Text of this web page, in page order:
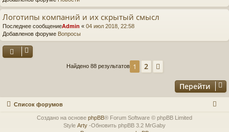
Логотипы компаний и их скрытый смысл
Последнее сообщениеAdmin « 04 июл 2018, 22:58
Добавленов форуме Вопросы
Найдено 88 результатов 1 2
Перейти
Список форумов
Создано на основе phpBB® Forum Software © phpBB Limited
Style Arty -Обновить phpBB 3.2 MrGaby